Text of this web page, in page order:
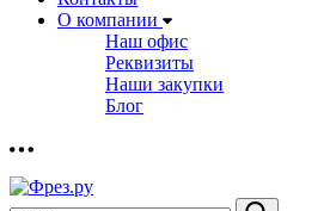
О компании
Наш офис
Реквизиты
Наши закупки
Блог